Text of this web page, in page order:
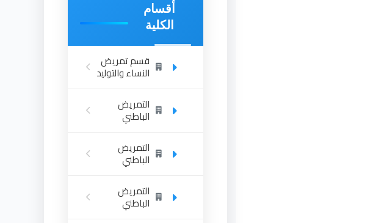
أقسام
الكلية
قسم تمريض
النساء والتوليد
التمريض
الباطني
التمريض
الباطني
التمريض
الباطني